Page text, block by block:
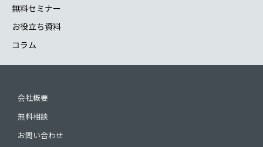
無料セミナー
お役立ち資料
コラム
会社概要
無料相談
お問い合わせ